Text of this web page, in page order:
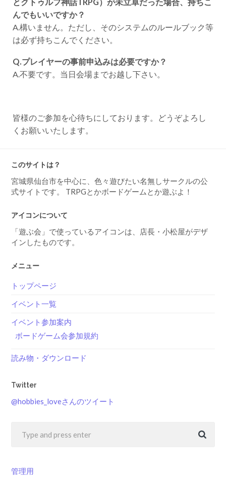
んでもいいですか？
A.構いません。ただし、そのシステムのルールブック等
は必ず持ちこんでください。
Q.プレイヤーの事前申込みは必要ですか？
A.不要です。当日会場までお越し下さい。
皆様のご参加を心待ちにしております。どうぞよろし
くお願いいたします。
このサイトは？
宮城県仙台市を中心に、色々遊びたい名無しサークルの公
式サイトです。 TRPGとかボードゲームとか遊ぶよ！
アイコンについて
「遊ぶ会」で使っているアイコンは、店長・小松屋がデザ
インしたものです。
メニュー
トップページ
イベント一覧
イベント参加案内
ボードゲーム会参加規約
読み物・ダウンロード
Twitter
@hobbies_loveさんのツイート
管理用